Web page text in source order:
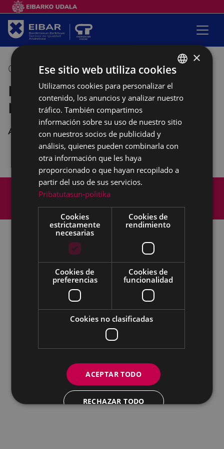
05/05/2022 10:00- 12:00
Reunión de la asociación
Pagatxa
Andretxea
Mapa del Sitio
Aviso legal
Política de cookies
Accesibilidad
Todas las redes sociales del Ayuntamiento
Eibarko Andretxea - Isasi kalea, 11 | 20600 Eibar
Andretxea: 943 54 39 38
Igualdad: 943 70 84 40
andretxea@eibar.eus
berdintasuna@eibar.eus
IFZ: P2003100A | DIR3 L01200300
BASQUE
SPANISH
×
Ese sitio web utiliza cookies
Utilizamos cookies para personalizar el
contenido, los anuncios y analizar nuestro
tráfico. También compartimos
información sobre su uso de nuestro sitio
con nuestros socios de publicidad y
análisis, quienes pueden combinarla con
otra información que les haya
proporcionado o que hayan recopilado a
partir del uso de sus servicios.
Pribatutasun-politika
Cookies
estrictamente
necesarias
Cookies de
rendimiento
Cookies de
preferencias
Cookies de
funcionalidad
Cookies no clasificadas
ACEPTAR TODO
RECHAZAR TODO